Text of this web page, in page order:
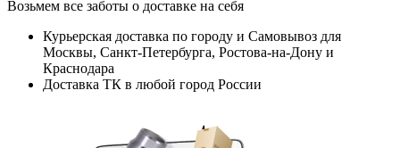
Возьмем все заботы о доставке на себя
Курьерская доставка по городу и Самовывоз для
Москвы, Санкт-Петербурга, Ростова-на-Дону и
Краснодара
Доставка ТК в любой город России